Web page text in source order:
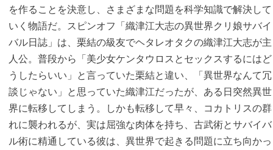
を作ることを決意し、さまざまな問題を科学知識で解決して
いく物語だ。スピンオフ「織津江大志の異世界クリ娘サバイ
バル日誌」は、栗結の級友でヘタレオタクの織津江大志が主
人公。普段から「美少女ケンタウロスとセックスするにはど
うしたらいい」と言っていた栗結と違い、「異世界なんて冗
談じゃない」と思っていた織津江だったが、ある日突然異世
界に転移してしまう。しかも転移して早々、コカトリスの群
れに襲われるが、実は屈強な肉体を持ち、古武術とサバイバ
ル術に精通している彼は、異世界で起きる問題に立ち向かっ